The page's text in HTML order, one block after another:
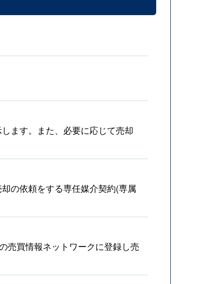
ます。また、必要に応じて売却
の依頼をする専任媒介契約(専属
売買情報ネットワークに登録し売